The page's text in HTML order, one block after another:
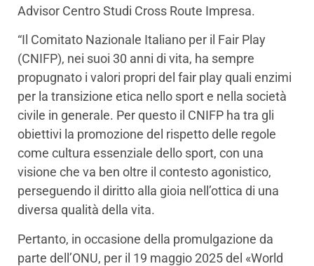
Advisor Centro Studi Cross Route Impresa.
“Il Comitato Nazionale Italiano per il Fair Play
(CNIFP), nei suoi 30 anni di vita, ha sempre
propugnato i valori propri del fair play quali enzimi
per la transizione etica nello sport e nella società
civile in generale. Per questo il CNIFP ha tra gli
obiettivi la promozione del rispetto delle regole
come cultura essenziale dello sport, con una
visione che va ben oltre il contesto agonistico,
perseguendo il diritto alla gioia nell’ottica di una
diversa qualità della vita.
Pertanto, in occasione della promulgazione da
parte dell’ONU, per il 19 maggio 2025 del «World